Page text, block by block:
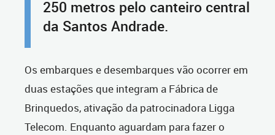
250 metros pelo canteiro central
da Santos Andrade.
Os embarques e desembarques vão ocorrer em
duas estações que integram a Fábrica de
Brinquedos, ativação da patrocinadora Ligga
Telecom. Enquanto aguardam para fazer o